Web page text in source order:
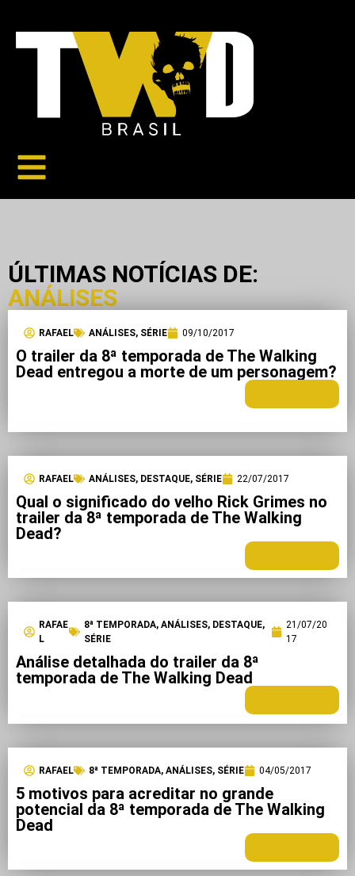
ÚLTIMAS NOTÍCIAS DE:
ANÁLISES
RAFAEL ANÁLISES, SÉRIE 09/10/2017
O trailer da 8ª temporada de The Walking
Dead entregou a morte de um personagem?
RAFAEL ANÁLISES, DESTAQUE, SÉRIE 22/07/2017
Qual o significado do velho Rick Grimes no
trailer da 8ª temporada de The Walking
Dead?
RAFAE
L
8ª TEMPORADA, ANÁLISES, DESTAQUE,
SÉRIE
21/07/20
17
Análise detalhada do trailer da 8ª
temporada de The Walking Dead
RAFAEL 8ª TEMPORADA, ANÁLISES, SÉRIE 04/05/2017
5 motivos para acreditar no grande
potencial da 8ª temporada de The Walking
Dead